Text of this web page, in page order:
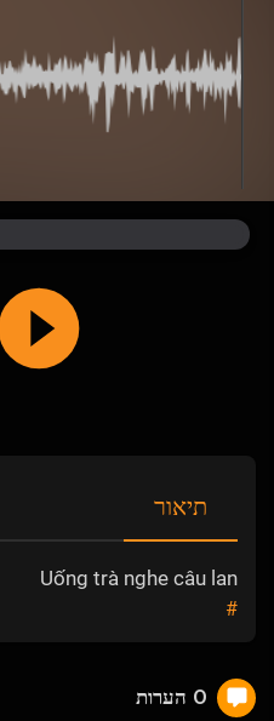
תיאור
Uống trà nghe câu lan
#
0 הערות